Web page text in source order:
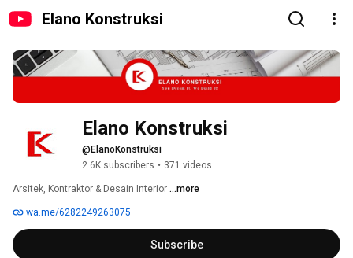
Elano Konstruksi
Elano Konstruksi
@ElanoKonstruksi
2.6K subscribers • 371 videos
Arsitek, Kontraktor & Desain Interior ...more
wa.me/6282249263075
Subscribe